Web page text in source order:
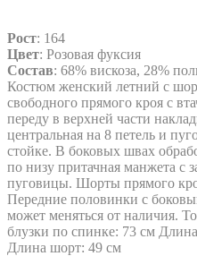
Рост: 164
Цвет: Розовая фуксия
Состав: 68% вискоза, 28%
Костюм женский летний с
свободного прямого кроя с
переду в верхней части
центральная на 8 петель и
стойке. В боковых швах
по низу притачная манжета с
пуговицы. Шорты прямого
Передние половинки с
может меняться от наличия.
блузки по спинке: 73 см
Длина шорт: 49 см